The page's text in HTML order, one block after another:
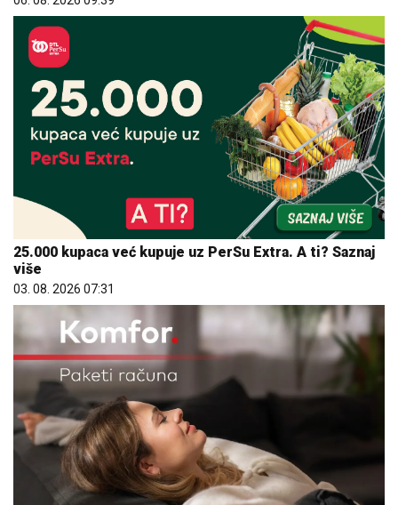
25.000 kupaca već kupuje uz PerSu Extra. A ti? Saznaj
više
03. 08. 2026 07:31